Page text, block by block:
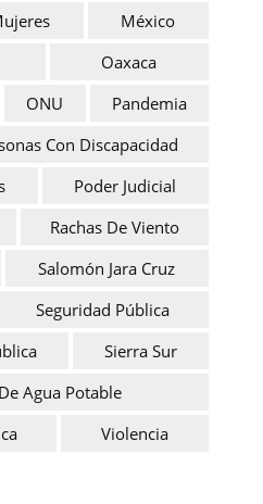
México
Oaxaca
ONU
Pandemia
Con Discapacidad
Poder Judicial
Rachas De Viento
Salomón Jara Cruz
Seguridad Pública
Sierra Sur
Agua Potable
Violencia